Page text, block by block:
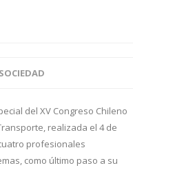
del XV Congreso Chileno
realizada el 4 de
profesionales
como último paso a su